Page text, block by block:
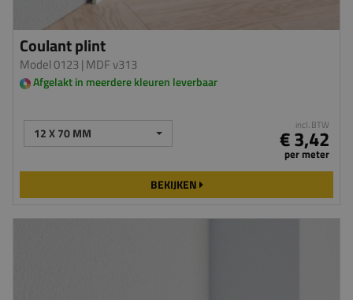
Coulant plint
Model 0123 | MDF v313
Afgelakt in meerdere kleuren leverbaar
12 X 70 MM incl. BTW
€ 3,42
per meter
BEKIJKEN